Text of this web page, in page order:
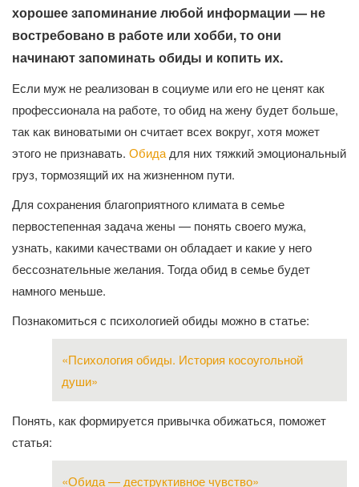
хорошее запоминание любой информации — не
востребовано в работе или хобби, то они
начинают запоминать обиды и копить их.
Если муж не реализован в социуме или его не ценят как
профессионала на работе, то обид на жену будет больше,
так как виноватыми он считает всех вокруг, хотя может
этого не признавать. Обида для них тяжкий эмоциональный
груз, тормозящий их на жизненном пути.
Для сохранения благоприятного климата в семье
первостепенная задача жены — понять своего мужа,
узнать, какими качествами он обладает и какие у него
бессознательные желания. Тогда обид в семье будет
намного меньше.
Познакомиться с психологией обиды можно в статье:
«Психология обиды. История косоугольной
души»
Понять, как формируется привычка обижаться, поможет
статья:
«Обида — деструктивное чувство»